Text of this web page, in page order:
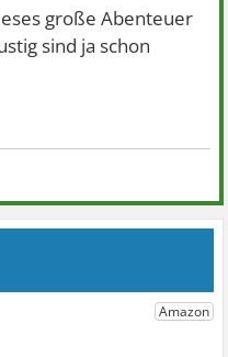
große Abenteuer
sind ja schon